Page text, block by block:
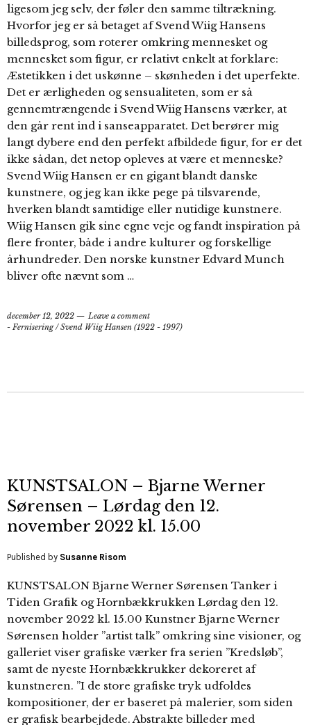
ligesom jeg selv, der føler den samme tiltrækning.
Hvorfor jeg er så betaget af Svend Wiig Hansens
billedsprog, som roterer omkring mennesket og
mennesket som figur, er relativt enkelt at forklare:
Æstetikken i det uskønne – skønheden i det uperfekte.
Det er ærligheden og sensualiteten, som er så
gennemtrængende i Svend Wiig Hansens værker, at
den går rent ind i sanseapparatet. Det berører mig
langt dybere end den perfekt afbildede figur, for er det
ikke sådan, det netop opleves at være et menneske?
Svend Wiig Hansen er en gigant blandt danske
kunstnere, og jeg kan ikke pege på tilsvarende,
hverken blandt samtidige eller nutidige kunstnere.
Wiig Hansen gik sine egne veje og fandt inspiration på
flere fronter, både i andre kulturer og forskellige
århundreder. Den norske kunstner Edvard Munch
bliver ofte nævnt som …
december 12, 2022
Leave a comment
- Fernisering/Svend Wiig Hansen (1922 - 1997)
KUNSTSALON – Bjarne Werner
Sørensen – Lørdag den 12.
november 2022 kl. 15.00
Published by Susanne Risom
KUNSTSALON Bjarne Werner Sørensen Tanker i
Tiden Grafik og Hornbækkrukken Lørdag den 12.
november 2022 kl. 15.00 Kunstner Bjarne Werner
Sørensen holder ”artist talk” omkring sine visioner, og
galleriet viser grafiske værker fra serien ”Kredsløb”,
samt de nyeste Hornbækkrukker dekoreret af
kunstneren. ”I de store grafiske tryk udfoldes
kompositioner, der er baseret på malerier, som siden
er grafisk bearbejdede. Abstrakte billeder med